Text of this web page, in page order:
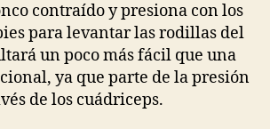
contraído y presiona con los
para levantar las rodillas del
un poco más fácil que una
ya que parte de la presión
de los cuádriceps.